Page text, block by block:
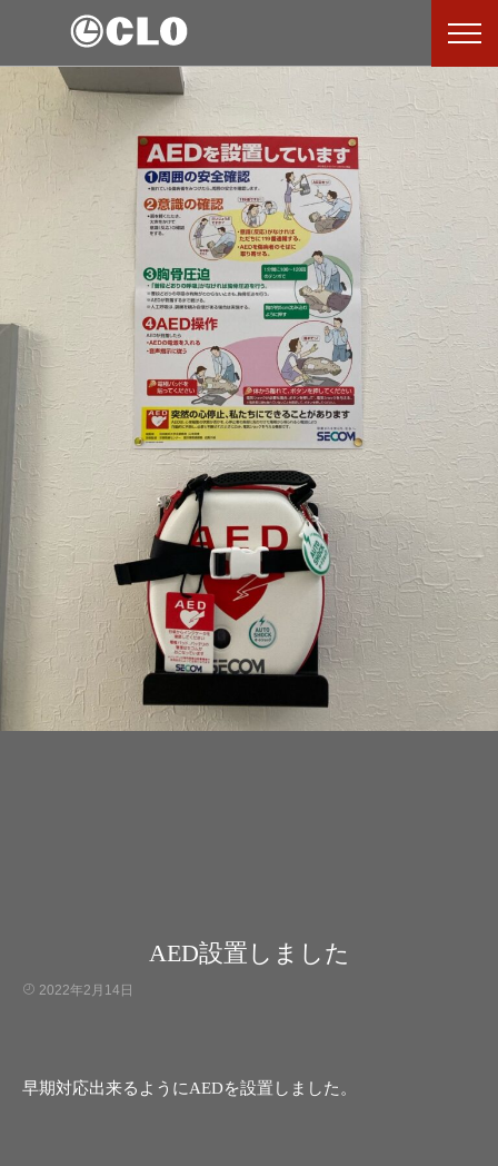
AED設置しました
2022年2月14日
早期対応出来るようにAEDを設置しました。